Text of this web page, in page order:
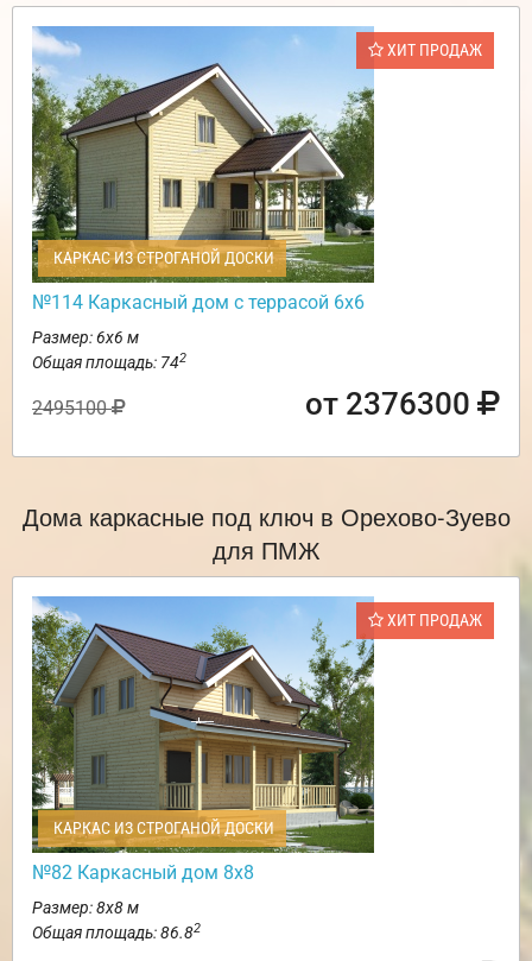
ХИТ ПРОДАЖ
КАРКАС ИЗ СТРОГАНОЙ ДОСКИ
№114 Каркасный дом с террасой 6х6
Размер: 6х6 м
Общая площадь: 742
2495100 от 2376300
Дома каркасные под ключ в Орехово-Зуево
для ПМЖ
ХИТ ПРОДАЖ
КАРКАС ИЗ СТРОГАНОЙ ДОСКИ
№82 Каркасный дом 8х8
Размер: 8х8 м
Общая площадь: 86.82